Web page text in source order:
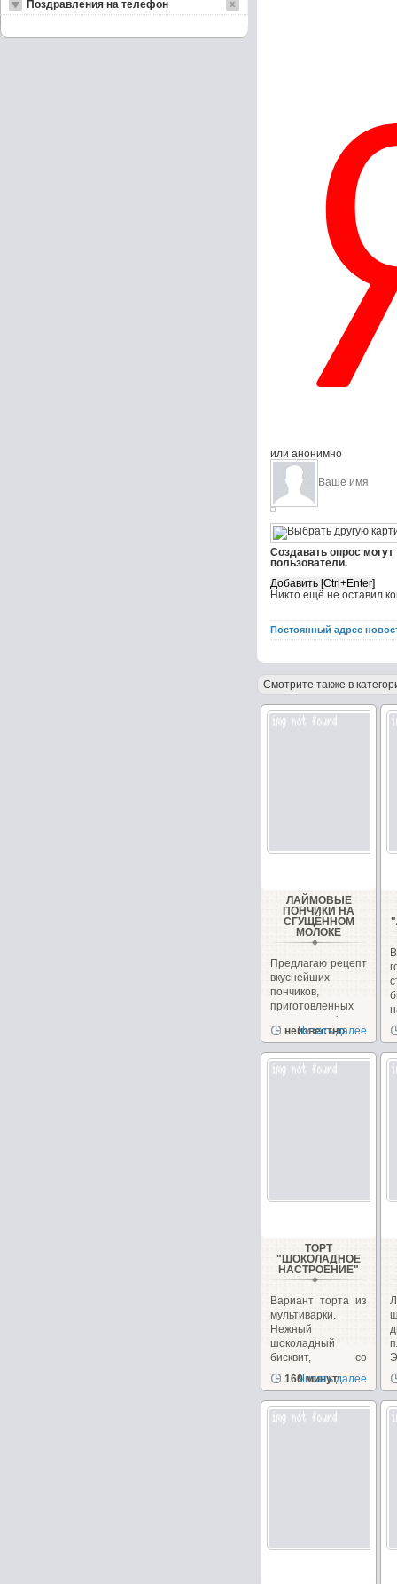
или анонимно
Создавать опрос
пользователи.
Никто ещё не оставил
Постоянный адрес
Смотрите также в
ЛАЙМОВЫЕ
ПОНЧИКИ НА
СГУЩЁННОМ
МОЛОКЕ
Предлагаю рецепт
вкуснейших
пончиков,
приготовленных
на сгущённом
молоке с
неизвестно
Читать далее
ТОРТ
"ШОКОЛАДНОЕ
НАСТРОЕНИЕ"
Вариант торта из
мультиварки.
Нежный
шоколадный
бисквит, со
сметанным
кремом...
160 минут
Читать далее
Поздравления на телефон